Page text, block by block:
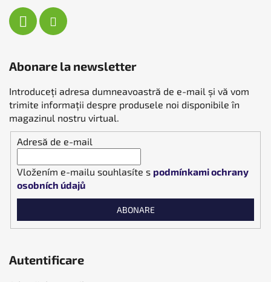
Abonare la newsletter
Introduceţi adresa dumneavoastră de e-mail şi vă vom
trimite informaţii despre produsele noi disponibile în
magazinul nostru virtual.
Adresă de e-mail
Vložením e-mailu souhlasíte s podmínkami ochrany
osobních údajů
ABONARE
Autentificare